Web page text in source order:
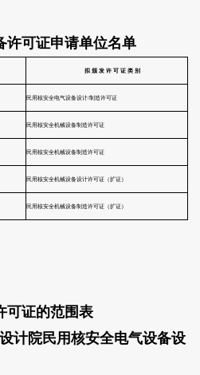
许可证申请单位名单
可证的范围表
计院民用核安全电气设备设